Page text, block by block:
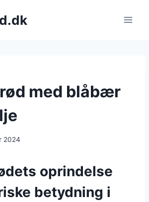
med blåbær
2024
oprindelse
betydning i